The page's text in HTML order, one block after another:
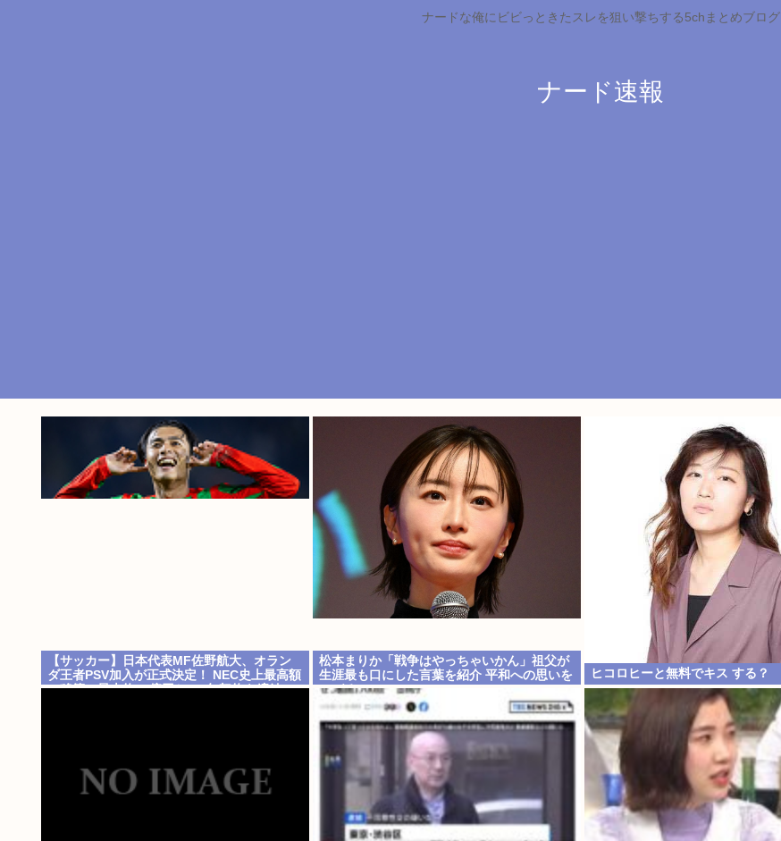
ナードな俺にビビっときたスレを狙い撃ちする5chまとめブログ
ナード速報
【サッカー】日本代表MF佐野航大、オラン
ダ王者PSV加入が正式決定！ NEC史上最高額
の移籍、最大約31億円か、5年契約を締結
松本まりか「戦争はやっちゃいかん」祖父が
生涯最も口にした言葉を紹介 平和への思いを
つづる
ヒコロヒーと無料でキス する？